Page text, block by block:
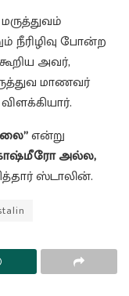
நீரிழிவு போன்ற
அவர்,
மாணவர்
என்று
காஷ்மீரோ அல்ல,
ஸ்டாலின்.